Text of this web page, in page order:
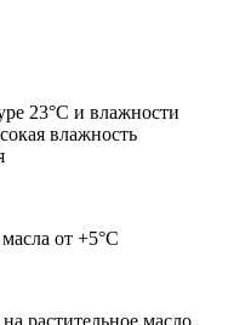
23°C и влажности
влажность
от +5°C
растительное масло,